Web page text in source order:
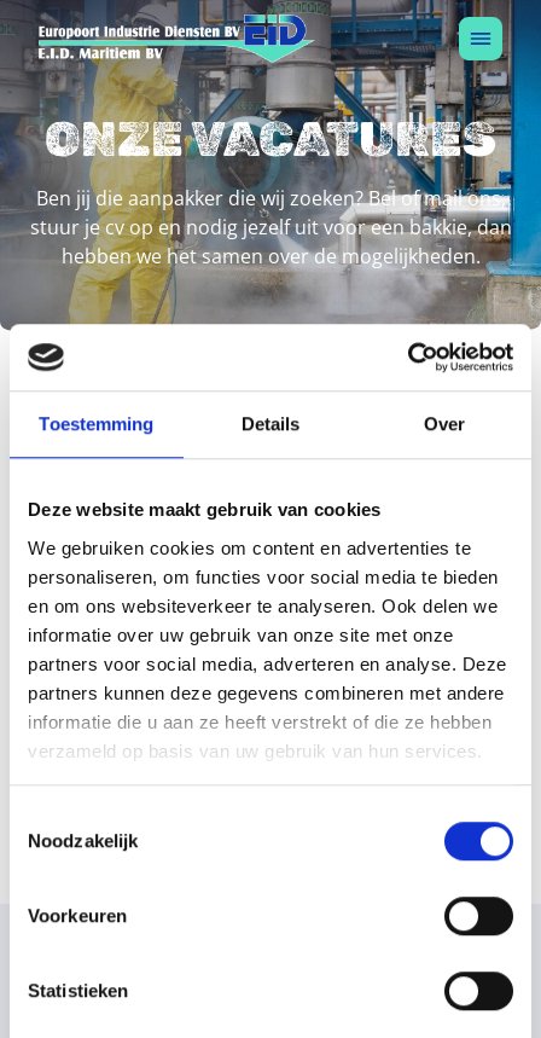
Toestemming Details Over
Deze website maakt gebruik van cookies
We gebruiken cookies om content en advertenties te
personaliseren, om functies voor social media te bieden
en om ons websiteverkeer te analyseren. Ook delen we
informatie over uw gebruik van onze site met onze
partners voor social media, adverteren en analyse. Deze
partners kunnen deze gegevens combineren met andere
informatie die u aan ze heeft verstrekt of die ze hebben
verzameld op basis van uw gebruik van hun services.
Noodzakelijk
Voorkeuren
Statistieken
ONZE VACATURES
Ben jij die aanpakker die wij zoeken? Bel of mail ons,
stuur je cv op en nodig jezelf uit voor een bakkie, dan
hebben we het samen over de mogelijkheden.
ZELFSTANDIG CLEANER
(AANKOMEND) ALLROUND
MACHINIST
NAAR WIE WE OP ZOEK